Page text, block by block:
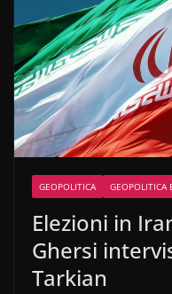
GEOPOLITICA GEOPOLITICA
Elezioni in
Ghersi
Tarkian